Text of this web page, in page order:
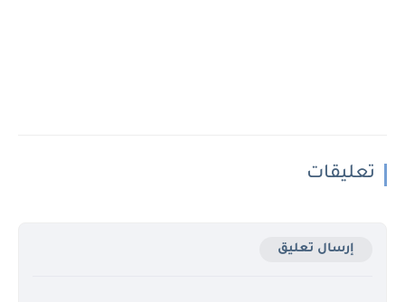
تعليقات
إرسال تعليق